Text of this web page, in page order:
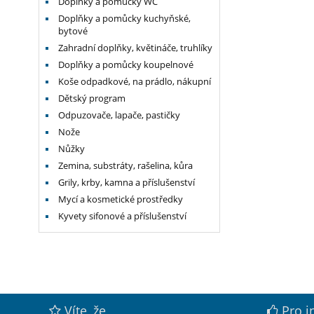
Doplňky a pomůcky kuchyňské,
bytové
Zahradní doplňky, květináče, truhlíky
Doplňky a pomůcky koupelnové
Koše odpadkové, na prádlo, nákupní
Dětský program
Odpuzovače, lapače, pastičky
Nože
Nůžky
Zemina, substráty, rašelina, kůra
Grily, krby, kamna a příslušenství
Mycí a kosmetické prostředky
Kyvety sifonové a příslušenství
Víte, že Pro